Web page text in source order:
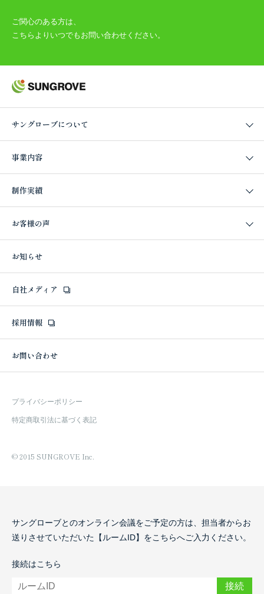
ご関心のある方は、
こちらよりいつでもお問い合わせください。
サングローブについて
事業内容
制作実績
お客様の声
お知らせ
自社メディア
採用情報
お問い合わせ
プライバシーポリシー
特定商取引法に基づく表記
© 2015 SUNGROVE Inc.
サングローブとのオンライン会議をご予定の方は、 担当者からお
送りさせていただいた【ルームID】をこちらへご入力ください。
接続はこちら
接続